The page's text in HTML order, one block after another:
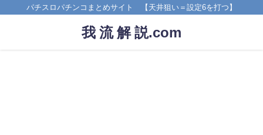
パチスロパチンコまとめサイト 【天井狙い＝設定6を打つ】
我 流 解 説.com